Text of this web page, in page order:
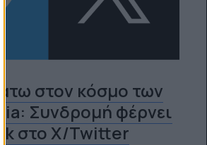
στον κόσμο των
Συνδρομή φέρνει
στο X/Twitter